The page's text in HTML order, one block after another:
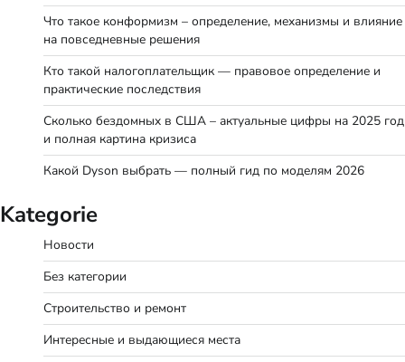
Что такое конформизм – определение, механизмы и влияние
на повседневные решения
Кто такой налогоплательщик — правовое определение и
практические последствия
Сколько бездомных в США – актуальные цифры на 2025 год
и полная картина кризиса
Какой Dyson выбрать — полный гид по моделям 2026
Kategorie
Новости
Без категории
Строительство и ремонт
Интересные и выдающиеся места